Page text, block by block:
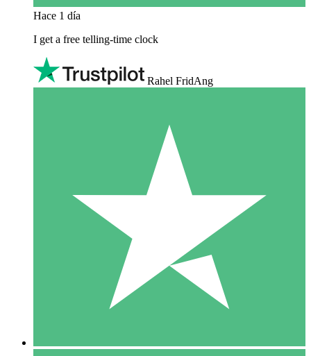
Hace 1 día
I get a free telling-time clock
Rahel FridAng